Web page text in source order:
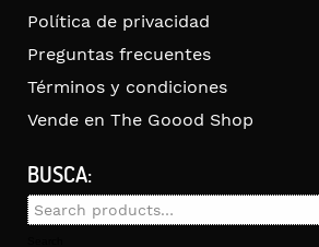
Política de privacidad
Preguntas frecuentes
Términos y condiciones
Vende en The Goood Shop
BUSCA:
Search